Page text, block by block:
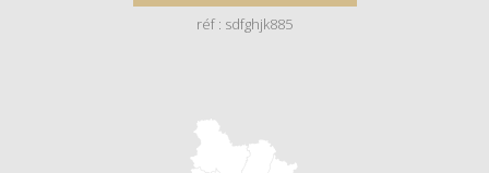
réf : sdfghjk885